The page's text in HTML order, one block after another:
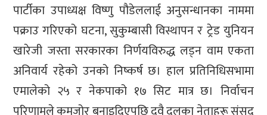
पार्टीका उपाध्यक्ष विष्णु पौडेललाई अनुसन्धानका नाममा
पक्राउ गरिएको घटना, सुकुम्बासी विस्थापन र ट्रेड युनियन
खारेजी जस्ता सरकारका निर्णयविरुद्ध लड्न वाम एकता
अनिवार्य रहेको उनको निष्कर्ष छ। हाल प्रतिनिधिसभामा
एमालेको २५ र नेकपाको १७ सिट मात्र छ। निर्वाचन